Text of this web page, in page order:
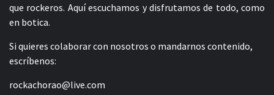
que rockeros. Aquí escuchamos y disfrutamos de todo, como
en botica.
Si quieres colaborar con nosotros o mandarnos contenido,
escríbenos:
rockachorao@live.com